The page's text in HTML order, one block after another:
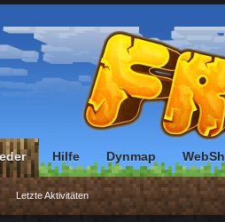
Letzte Aktivitäten
Hilfe Dynmap